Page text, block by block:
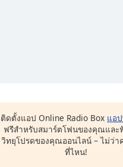
ติดตั้งแอป Online Radio Box แอ
ฟรีสำหรับสมาร์ตโฟนของคุณและ
วิทยุโปรดของคุณออนไลน์ – ไม่ว่า
ที่ไหน!